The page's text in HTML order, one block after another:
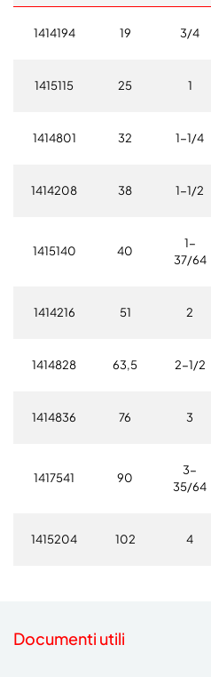
1414194 19 3/4
1415115 25 1
1414801 32 1-1/4
1414208 38 1-1/2
1415140 40
1-
37/64
1414216 51 2
1414828 63,5 2-1/2
1414836 76 3
1417541 90
3-
35/64
1415204 102 4
Documenti utili